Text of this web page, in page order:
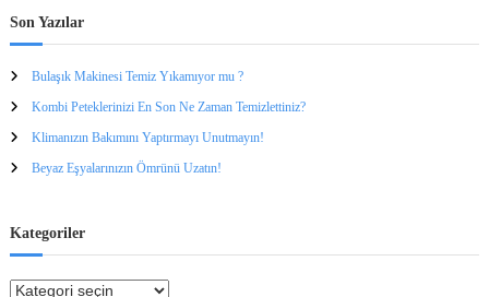
:Son Yazılar
Bulaşık Makinesi Temiz Yıkamıyor mu ?
Kombi Peteklerinizi En Son Ne Zaman Temizlettiniz?
Klimanızın Bakımını Yaptırmayı Unutmayın!
Beyaz Eşyalarınızın Ömrünü Uzatın!
Kategoriler
K